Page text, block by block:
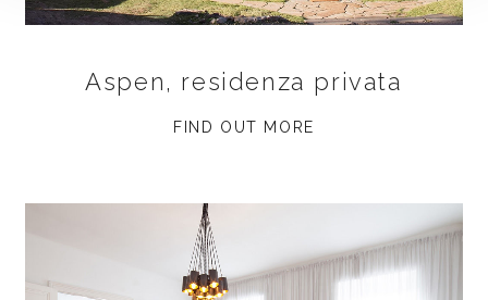
Aspen, residenza privata
FIND OUT MORE